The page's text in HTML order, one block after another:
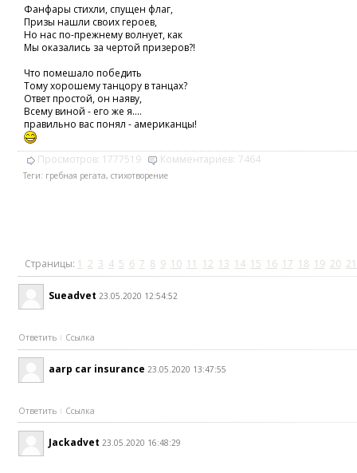
Фанфары стихли, спущен флаг,
Призы нашли своих героев,
Но нас по-прежнему волнует, как
Мы оказались за чертой призеров?!
Что помешало победить
Тому хорошему танцору в танцах?
Ответ простой, он наяву,
Всему виной - его же я....
правильно вас понял - американцы!
Просмотров: 1777519 Комментариев: 7464
Теги: гребная регата, стихотворение
Страницы: 1 2 3 4 5 6 7 8 9 10 11 12 13 14 15 16 17 18 19 20 21
Sueadvet 23.05.2020 12:54:52
Ответить Ссылка
aarp car insurance 23.05.2020 13:47:55
Ответить Ссылка
Jackadvet 23.05.2020 16:48:29